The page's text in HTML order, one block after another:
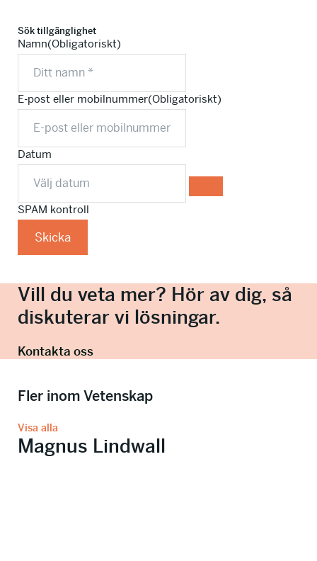
Sök tillgänglighet
Namn(Obligatoriskt)
E-post eller mobilnummer(Obligatoriskt)
Datum
SPAM kontroll
Skicka
Vill du veta mer? Hör av dig, så
diskuterar vi lösningar.
Kontakta oss
Fler inom Vetenskap
Visa alla
Magnus Lindwall